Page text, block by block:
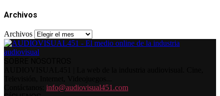
Archivos
Archivos
info@audiovisual451.com